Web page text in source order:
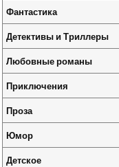
Фантастика
Детективы и Триллеры
Любовные романы
Приключения
Проза
Юмор
Детское